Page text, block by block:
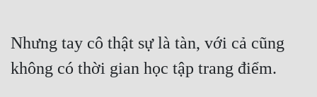
Nhưng tay cô thật sự là tàn, với cả cũng
không có thời gian học tập trang điểm.